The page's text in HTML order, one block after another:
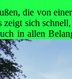
die von
zeigt sich
in allen